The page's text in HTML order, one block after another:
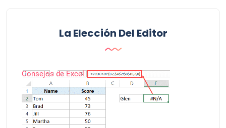
La Elección Del Editor
Consejos de Excel